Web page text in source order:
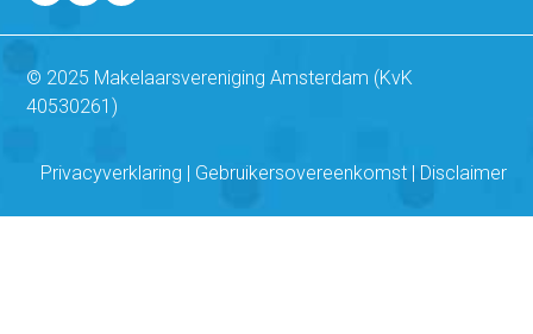
© 2025 Makelaarsvereniging Amsterdam (KvK
40530261)
Privacyverklaring Gebruikersovereenkomst Disclaimer